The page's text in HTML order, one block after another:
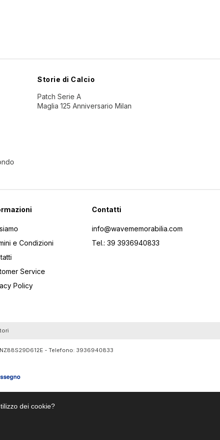
dei cookie?
Storie di Calcio
Patch Serie A
Maglia 125 Anniversario Milan
e Condizioni
Service
Policy
Contatti
info@wavememorabilia.com
Tel.: 39 3936940833
- Telefono: 3936940833